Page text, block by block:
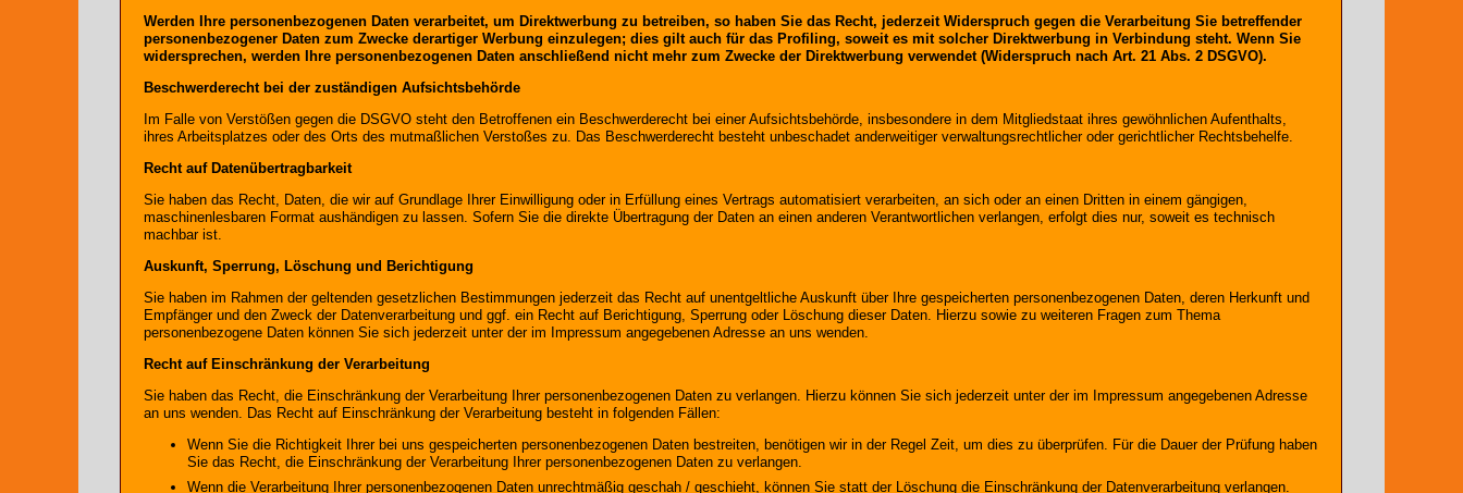
Werden Ihre personenbezogenen Daten verarbeitet, um Direktwerbung zu betreiben, so haben Sie das Recht, jederzeit Widerspruch gegen die Verarbeitung Sie betreffender
personenbezogener Daten zum Zwecke derartiger Werbung einzulegen; dies gilt auch für das Profiling, soweit es mit solcher Direktwerbung in Verbindung steht. Wenn Sie
widersprechen, werden Ihre personenbezogenen Daten anschließend nicht mehr zum Zwecke der Direktwerbung verwendet (Widerspruch nach Art. 21 Abs. 2 DSGVO).
Beschwerderecht bei der zuständigen Aufsichtsbehörde
Im Falle von Verstößen gegen die DSGVO steht den Betroffenen ein Beschwerderecht bei einer Aufsichtsbehörde, insbesondere in dem Mitgliedstaat ihres gewöhnlichen Aufenthalts,
ihres Arbeitsplatzes oder des Orts des mutmaßlichen Verstoßes zu. Das Beschwerderecht besteht unbeschadet anderweitiger verwaltungsrechtlicher oder gerichtlicher Rechtsbehelfe.
Recht auf Datenübertragbarkeit
Sie haben das Recht, Daten, die wir auf Grundlage Ihrer Einwilligung oder in Erfüllung eines Vertrags automatisiert verarbeiten, an sich oder an einen Dritten in einem gängigen,
maschinenlesbaren Format aushändigen zu lassen. Sofern Sie die direkte Übertragung der Daten an einen anderen Verantwortlichen verlangen, erfolgt dies nur, soweit es technisch
machbar ist.
Auskunft, Sperrung, Löschung und Berichtigung
Sie haben im Rahmen der geltenden gesetzlichen Bestimmungen jederzeit das Recht auf unentgeltliche Auskunft über Ihre gespeicherten personenbezogenen Daten, deren Herkunft und
Empfänger und den Zweck der Datenverarbeitung und ggf. ein Recht auf Berichtigung, Sperrung oder Löschung dieser Daten. Hierzu sowie zu weiteren Fragen zum Thema
personenbezogene Daten können Sie sich jederzeit unter der im Impressum angegebenen Adresse an uns wenden.
Recht auf Einschränkung der Verarbeitung
Sie haben das Recht, die Einschränkung der Verarbeitung Ihrer personenbezogenen Daten zu verlangen. Hierzu können Sie sich jederzeit unter der im Impressum angegebenen Adresse
an uns wenden. Das Recht auf Einschränkung der Verarbeitung besteht in folgenden Fällen:
Wenn Sie die Richtigkeit Ihrer bei uns gespeicherten personenbezogenen Daten bestreiten, benötigen wir in der Regel Zeit, um dies zu überprüfen. Für die Dauer der Prüfung haben
Sie das Recht, die Einschränkung der Verarbeitung Ihrer personenbezogenen Daten zu verlangen.
Wenn die Verarbeitung Ihrer personenbezogenen Daten unrechtmäßig geschah / geschieht, können Sie statt der Löschung die Einschränkung der Datenverarbeitung verlangen.